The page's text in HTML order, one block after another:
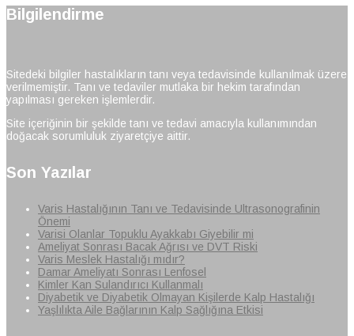
Bilgilendirme
Sitedeki bilgiler hastalıkların tanı veya tedavisinde kullanılmak üzere
verilmemiştir. Tanı ve tedaviler mutlaka bir hekim tarafından
yapılması gereken işlemlerdir.
Site içeriğinin bir şekilde tanı ve tedavi amacıyla kullanımından
doğacak sorumluluk ziyaretçiye aittir.
Son Yazılar
Varis Hastalığının Tanı ve Tedavisinde Ultrasonografinin
Önemi
Varisi Olanlar Topuklu Ayakkabı Giyebilir mi
Ameliyat Sonrası Bacak Ağrısı ve DVT Riski
Varis Meslek Hastalığı mıdır?
Damar Ameliyatı Sonrası Lenfosel
Kimler Kan Sulandırıcı Kullanmalı
Diyabetik ve Diyabetik Olmayan Kişilerde Kalp Hastalığı
Yaşlılıkta Aile Bağlarının Kalp Sağlığına Etkisi